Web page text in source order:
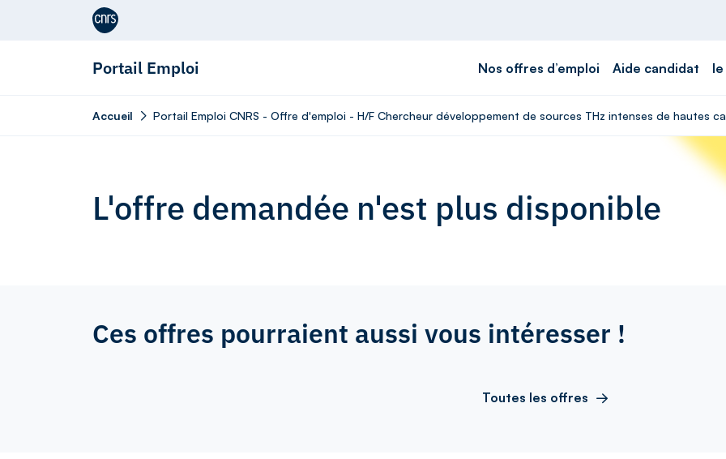
Aller au contenu
Portail Emploi Nos offres d’emploi Aide candidat
Accueil Portail Emploi CNRS - Offre d'emploi - H/F Chercheur développement de sources THz intenses de hautes
L'offre demandée n'est plus disponible
Ces offres pourraient aussi vous intéresser !
Toutes les offres